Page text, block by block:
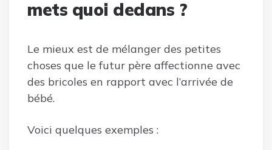
mets quoi dedans ?
Le mieux est de mélanger des petites
choses que le futur père affectionne avec
des bricoles en rapport avec l’arrivée de
bébé.
Voici quelques exemples :